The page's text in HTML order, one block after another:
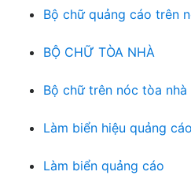
Bộ chữ quảng cáo trên
BỘ CHỮ TÒA NHÀ
Bộ chữ trên nóc tòa nhà
Làm biển hiệu quảng cáo
Làm biển quảng cáo